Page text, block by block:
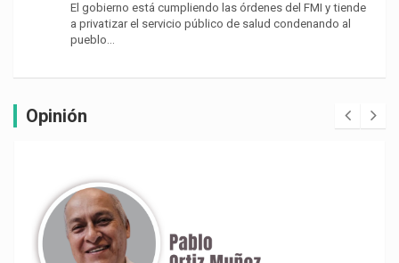
El gobierno está cumpliendo las órdenes del FMI y tiende
a privatizar el servicio público de salud condenando al
pueblo…
Opinión